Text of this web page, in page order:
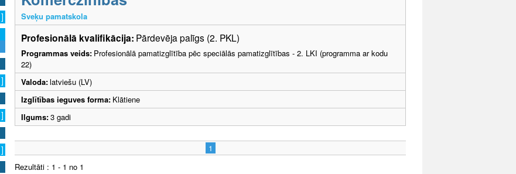
Sveķu pamatskola
Profesionālā kvalifikācija: Pārdevēja palīgs (2. PKL)
Programmas veids: Profesionālā pamatizglītība pēc speciālās pamatizglītības - 2. LKI (programma ar kodu
22)
Valoda:latviešu (LV)
Izglītības ieguves forma: Klātiene
Ilgums:3 gadi
1
Rezultāti : 1 - 1 no 1